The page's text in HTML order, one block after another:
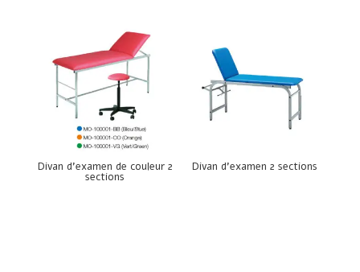
Divan d’examen de couleur 2
sections
Divan d’examen 2 sections